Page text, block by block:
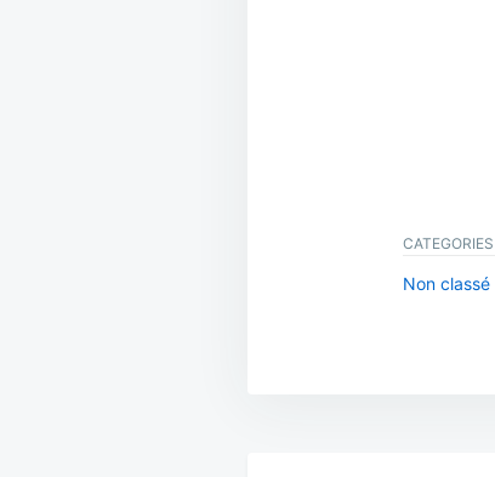
CATEGORIES
Non classé